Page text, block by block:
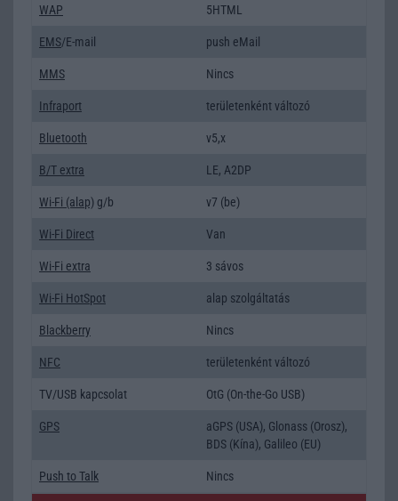
WAP 5HTML
EMS/E-mail push eMail
MMS Nincs
Infraport területenként változó
Bluetooth v5,x
B/T extra LE, A2DP
Wi-Fi (alap) g/b v7 (be)
Wi-Fi Direct Van
Wi-Fi extra 3 sávos
Wi-Fi HotSpot alap szolgáltatás
Blackberry Nincs
NFC területenként változó
TV/USB kapcsolat OtG (On-the-Go USB)
GPS
aGPS (USA), Glonass (Orosz),
BDS (Kína), Galileo (EU)
Push to Talk Nincs